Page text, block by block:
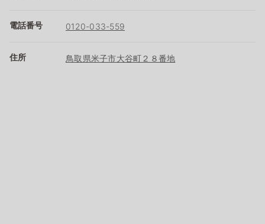
電話番号 0120-033-559
住所 鳥取県米子市大谷町２８番地